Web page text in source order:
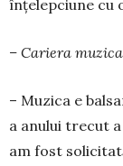
înţelep­ciune cu
– Cariera
– Muzica e
a anului trecut
am fost